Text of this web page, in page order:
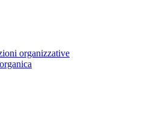
organizzative